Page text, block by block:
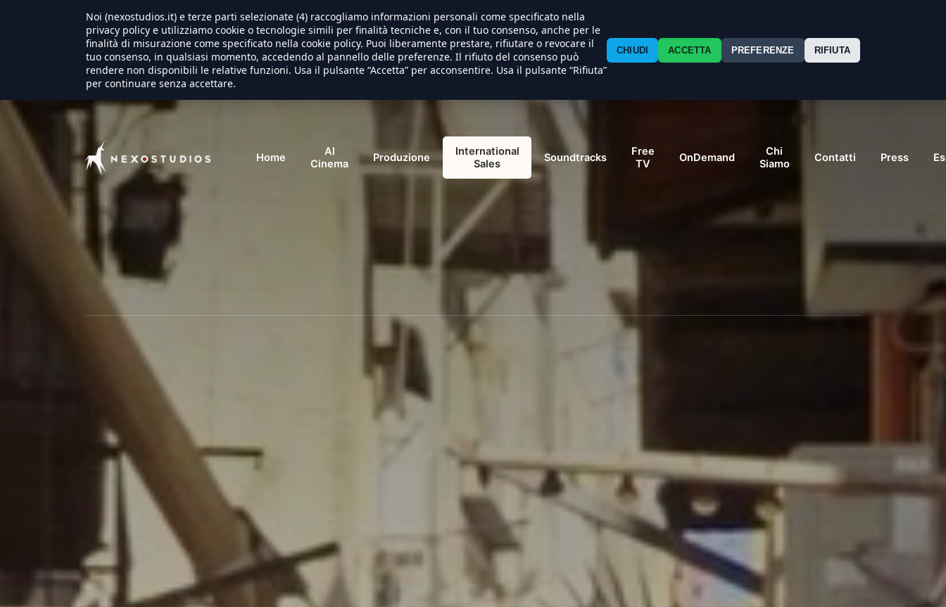
Home
Al
Cinema
Produzione
International
Sales
Soundtracks
Free
TV
OnDemand
Chi
Siamo
Contatti Press
Noi (nexostudios.it) e terze parti selezionate (4) raccogliamo informazioni personali come specificato nella
privacy policy e utilizziamo cookie o tecnologie simili per finalità tecniche e, con il tuo consenso, anche per le
finalità di misurazione come specificato nella cookie policy. Puoi liberamente prestare, rifiutare o revocare il
tuo consenso, in qualsiasi momento, accedendo al pannello delle preferenze. Il rifiuto del consenso può
rendere non disponibili le relative funzioni. Usa il pulsante “Accetta” per acconsentire. Usa il pulsante “Rifiuta”
per continuare senza accettare.
CHIUDI ACCETTA PREFERENZE RIFIUTA